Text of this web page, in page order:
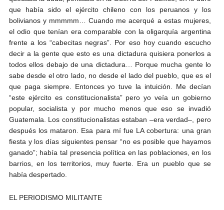
que había sido el ejército chileno con los peruanos y los
bolivianos y mmmmm… Cuando me acerqué a estas mujeres,
el odio que tenían era comparable con la oligarquía argentina
frente a los “cabecitas negras”. Por eso hoy cuando escucho
decir a la gente que esto es una dictadura quisiera ponerlos a
todos ellos debajo de una dictadura… Porque mucha gente lo
sabe desde el otro lado, no desde el lado del pueblo, que es el
que paga siempre. Entonces yo tuve la intuición. Me decían
“este ejército es constitucionalista” pero yo veía un gobierno
popular, socialista y por mucho menos que eso se invadió
Guatemala. Los constitucionalistas estaban –era verdad–, pero
después los mataron. Esa para mí fue LA cobertura: una gran
fiesta y los días siguientes pensar “no es posible que hayamos
ganado”; había tal presencia política en las poblaciones, en los
barrios, en los territorios, muy fuerte. Era un pueblo que se
había despertado.
EL PERIODISMO MILITANTE